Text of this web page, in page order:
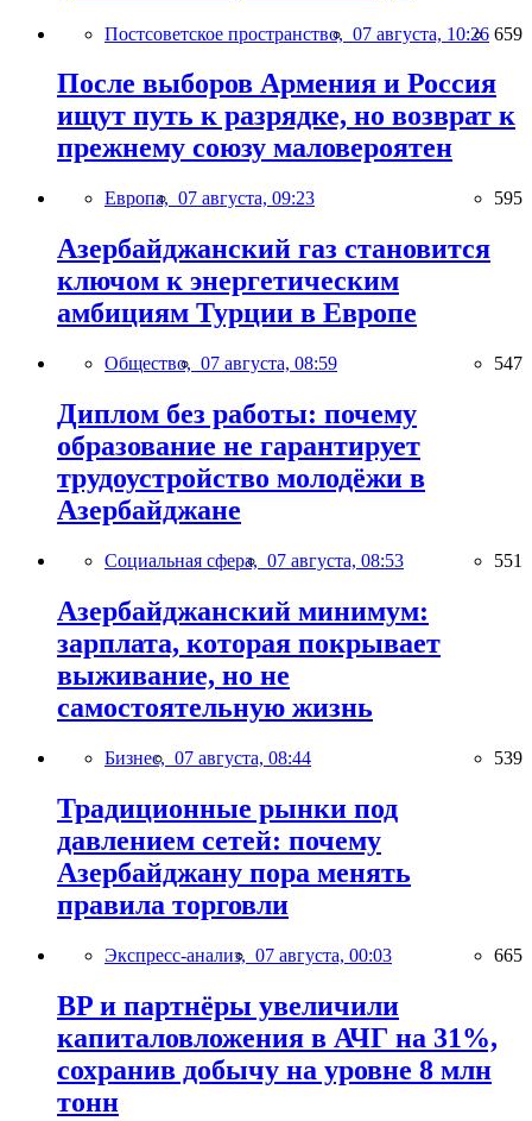
Постсоветское пространство, 07 августа, 10:26 659
После выборов Армения и Россия
ищут путь к разрядке, но возврат к
прежнему союзу маловероятен
Европа, 07 августа, 09:23 595
Азербайджанский газ становится
ключом к энергетическим
амбициям Турции в Европе
Общество, 07 августа, 08:59 547
Диплом без работы: почему
образование не гарантирует
трудоустройство молодёжи в
Азербайджане
Социальная сфера, 07 августа, 08:53 551
Азербайджанский минимум:
зарплата, которая покрывает
выживание, но не
самостоятельную жизнь
Бизнес, 07 августа, 08:44 539
Традиционные рынки под
давлением сетей: почему
Азербайджану пора менять
правила торговли
Экспресс-анализ, 07 августа, 00:03 665
BP и партнёры увеличили
капиталовложения в АЧГ на 31%,
сохранив добычу на уровне 8 млн
тонн